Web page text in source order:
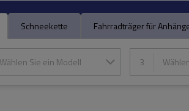
Schneekette Fahrradträger für
Wählen Sie ein Modell 3